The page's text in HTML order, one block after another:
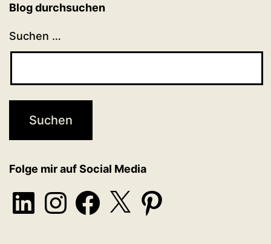
Blog durchsuchen
Suchen …
Folge mir auf Social Media
LinkedInInstagramFacebook
X Pinterest